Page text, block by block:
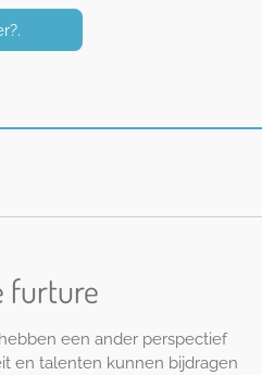
furture
een ander perspectief
en talenten kunnen bijdragen